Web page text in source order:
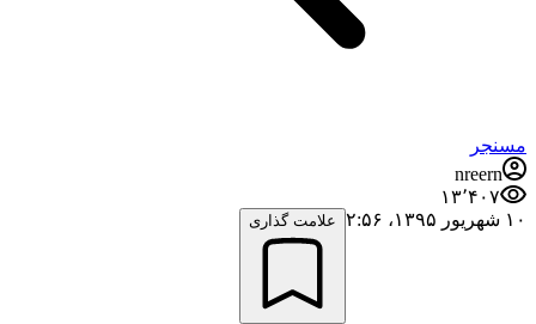
مسنجر
nreern
۱۳٬۴۰۷
۱۰ شهریور ۱۳۹۵،‏ ۲:۵۶
علامت گذاری